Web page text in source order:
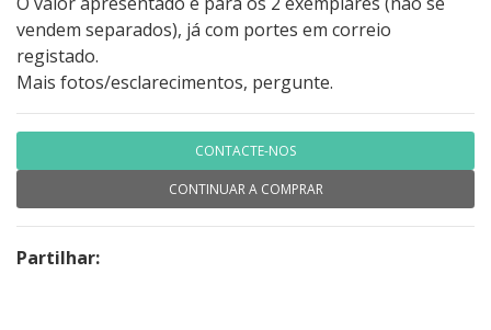
vendem separados), já com portes em correio
registado.
Mais fotos/esclarecimentos, pergunte.
CONTACTE-NOS
CONTINUAR A COMPRAR
Partilhar: